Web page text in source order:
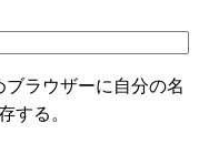
ラウザーに自分の名
する。